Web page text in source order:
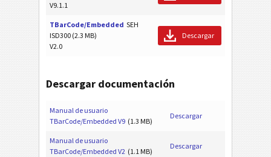
V9.1.1
TBarCode/Embedded SEH
ISD300 (2.3 MB)
V2.0
Descargar
Descargar documentación
Manual de usuario
TBarCode/Embedded V9 (1.3 MB)
Descargar
Manual de usuario
TBarCode/Embedded V2 (1.1 MB)
Descargar